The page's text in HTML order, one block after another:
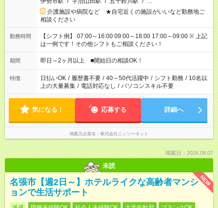
介護施設や病院など ★自宅近くの施設がいいなど勤務地ご
相談ください
勤務時間
【シフト例】 07:00～16:00 09:00～18:00 17:00～09:00 ※ 上記
は一例です！その他シフトもご相談ください！
期間 即日～2ヶ月以上 ■開始日の相談OK！
特徴 日払いOK / 履歴書不要 / 40～50代活躍中 / シフト勤務 / 10名以
上の大量募集 / 電話対応なし / パソコンスキル不要
気になる！ 応募する 詳細へ
掲載元企業名 株式会社ニッソーネット
掲載日：2026.08.07
未読
NEW
名張市【週2日～】ホテルライクな高齢者マンシ
ョンで生活サポート